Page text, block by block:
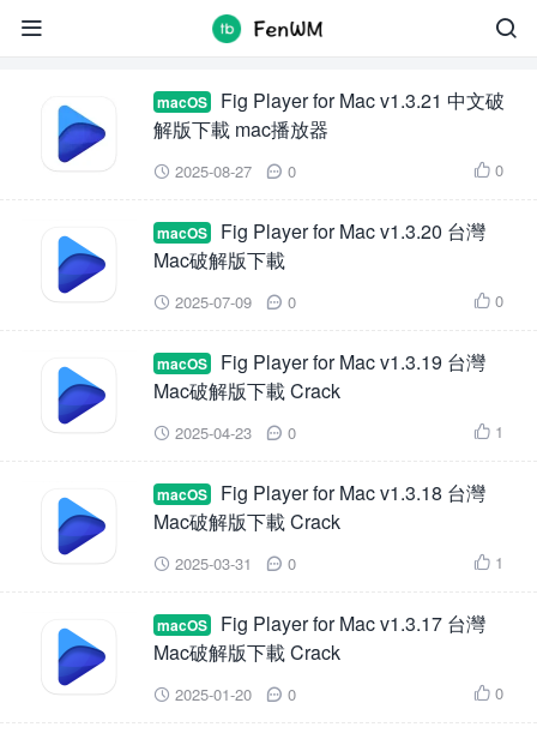


macOS
Fig Player for Mac v1.3.21 中文破
解版下載 mac播放器
 2025-08-27  0  0
macOS
Fig Player for Mac v1.3.20 台灣
Mac破解版下載
 2025-07-09  0  0
macOS
Fig Player for Mac v1.3.19 台灣
Mac破解版下載 Crack
 2025-04-23  0  1
macOS
Fig Player for Mac v1.3.18 台灣
Mac破解版下載 Crack
 2025-03-31  0  1
macOS
Fig Player for Mac v1.3.17 台灣
Mac破解版下載 Crack
 2025-01-20  0  0